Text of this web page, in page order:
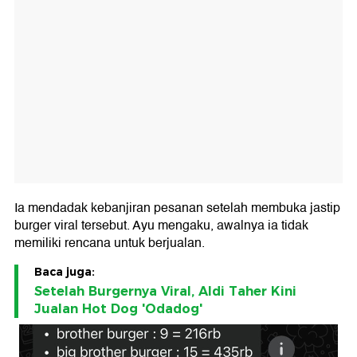
Ia mendadak kebanjiran pesanan setelah membuka jastip
burger viral tersebut. Ayu mengaku, awalnya ia tidak
memiliki rencana untuk berjualan.
Baca juga:
Setelah Burgernya Viral, Aldi Taher Kini
Jualan Hot Dog 'Odadog'